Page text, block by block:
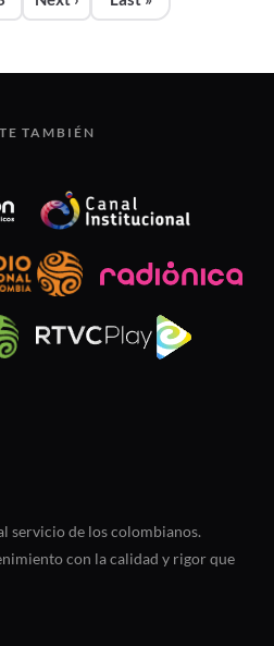
Siguiente páginaÚltima página
TAMBIÉN
servicio de los colombianos.
con la calidad y rigor que